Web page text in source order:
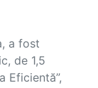
a fost
de 1,5
Eficientă”,